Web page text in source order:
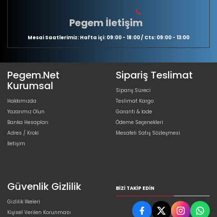
Pegem İletişim
Mesai Saatlerimiz: Hafta içi: 09:00 - 18:00 / Cts: 09:00 - 13:00
Pegem.Net
Kurumsal
Hakkımızda
Yazarımız Olun
Banka Hesapları
Adres / Kroki
İletişim
Sipariş Teslimat
Sipariş Süreci
Teslimat Kargo
Garanti & İade
Ödeme Seçenekleri
Mesafeli Satış Sözleşmesi
Güvenlik Gizlilik
Gizlilik İlkeleri
Kişisel Verilen Korunması
BIZI TAKIP EDIN